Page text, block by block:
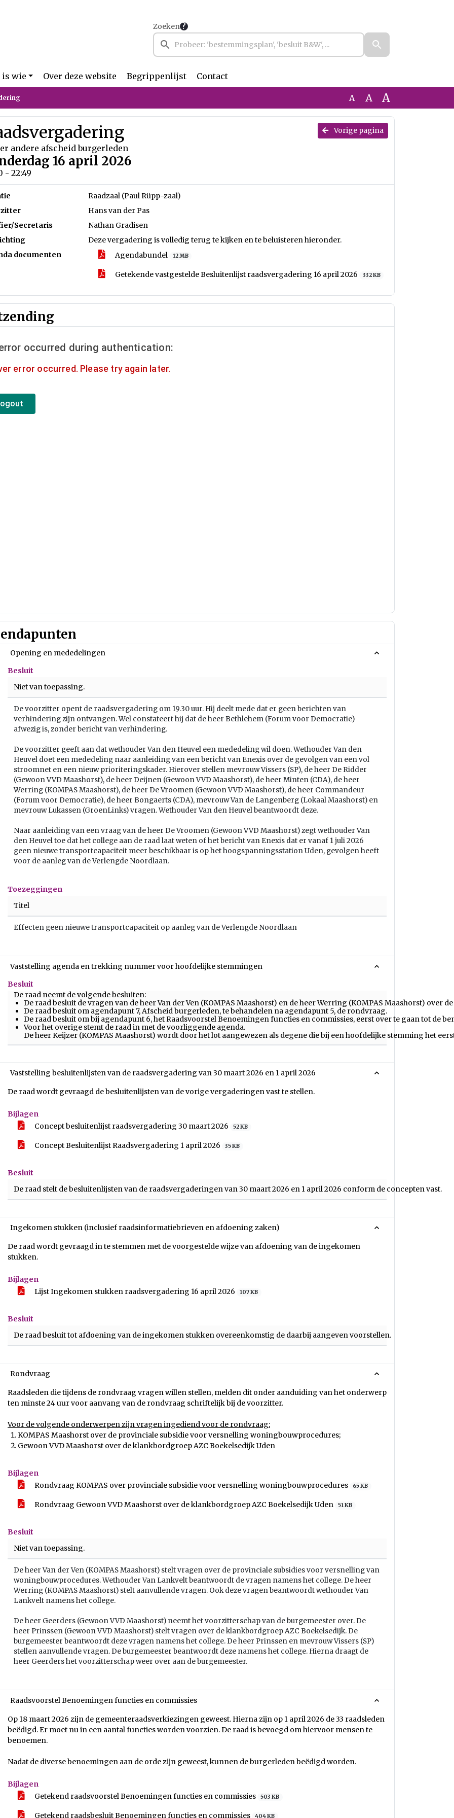
Zoeken
is wie Over deze website Begrippenlijst Contact
A A A
Vorige pagina
andere afscheid burgerleden
16 april 2026
- 22:49
Raadzaal (Paul Rüpp-zaal)
Hans van der Pas
Secretaris
Nathan Gradisen
Deze vergadering is volledig terug te kijken en te beluisteren hieronder.
documenten
Agendabundel 12 MB
Getekende vastgestelde Besluitenlijst raadsvergadering 16 april 2026 332 KB
Opening en mededelingen
Besluit
Niet van toepassing.
De voorzitter opent de raadsvergadering om 19.30 uur. Hij deelt mede dat er geen berichten van
verhindering zijn ontvangen. Wel constateert hij dat de heer Bethlehem (Forum voor Democratie)
afwezig is, zonder bericht van verhindering.
De voorzitter geeft aan dat wethouder Van den Heuvel een mededeling wil doen. Wethouder Van den
Heuvel doet een mededeling naar aanleiding van een bericht van Enexis over de gevolgen van een vol
stroomnet en een nieuw prioriteringskader. Hierover stellen mevrouw Vissers (SP), de heer De Ridder
(Gewoon VVD Maashorst), de heer Deijnen (Gewoon VVD Maashorst), de heer Minten (CDA), de heer
Werring (KOMPAS Maashorst), de heer De Vroomen (Gewoon VVD Maashorst), de heer Commandeur
(Forum voor Democratie), de heer Bongaerts (CDA), mevrouw Van de Langenberg (Lokaal Maashorst) en
mevrouw Lukassen (GroenLinks) vragen. Wethouder Van den Heuvel beantwoordt deze.
Naar aanleiding van een vraag van de heer De Vroomen (Gewoon VVD Maashorst) zegt wethouder Van
den Heuvel toe dat het college aan de raad laat weten of het bericht van Enexis dat er vanaf 1 juli 2026
geen nieuwe transportcapaciteit meer beschikbaar is op het hoogspanningsstation Uden, gevolgen heeft
voor de aanleg van de Verlengde Noordlaan.
Toezeggingen
Titel
Effecten geen nieuwe transportcapaciteit op aanleg van de Verlengde Noordlaan
Vaststelling agenda en trekking nummer voor hoofdelijke stemmingen
Besluit
De raad neemt de volgende besluiten:
De raad besluit de vragen van de heer Van der Ven (KOMPAS Maashorst) en de heer Werring (KOMPAS Maashorst)
De raad besluit om agendapunt 7, Afscheid burgerleden, te behandelen na agendapunt 5, de rondvraag.
De raad besluit om bij agendapunt 6, het Raadsvoorstel Benoemingen functies en commissies, eerst over te gaan tot de
Voor het overige stemt de raad in met de voorliggende agenda.
De heer Keijzer (KOMPAS Maashorst) wordt door het lot aangewezen als degene die bij een hoofdelijke stemming het
Vaststelling besluitenlijsten van de raadsvergadering van 30 maart 2026 en 1 april 2026
De raad wordt gevraagd de besluitenlijsten van de vorige vergaderingen vast te stellen.
Bijlagen
Concept besluitenlijst raadsvergadering 30 maart 2026
52 KB
Concept Besluitenlijst Raadsvergadering 1 april 2026 35 KB
Besluit
De raad stelt de besluitenlijsten van de raadsvergaderingen van 30 maart 2026 en 1 april 2026 conform de concepten vast.
Ingekomen stukken (inclusief raadsinformatiebrieven en afdoening zaken)
De raad wordt gevraagd in te stemmen met de voorgestelde wijze van afdoening van de ingekomen
stukken.
Bijlagen
Lijst Ingekomen stukken raadsvergadering 16 april 2026
107 KB
Besluit
De raad besluit tot afdoening van de ingekomen stukken overeenkomstig de daarbij aangeven voorstellen.
Rondvraag
Raadsleden die tijdens de rondvraag vragen willen stellen, melden dit onder aanduiding van het onderwerp
ten minste 24 uur voor aanvang van de rondvraag schriftelijk bij de voorzitter.
Voor de volgende onderwerpen zijn vragen ingediend voor de rondvraag:
KOMPAS Maashorst over de provinciale subsidie voor versnelling woningbouwprocedures;
Gewoon VVD Maashorst over de klankbordgroep AZC Boekelsedijk Uden
Bijlagen
Rondvraag KOMPAS over provinciale subsidie voor versnelling woningbouwprocedures
65 KB
Rondvraag Gewoon VVD Maashorst over de klankbordgroep AZC Boekelsedijk Uden 51 KB
Besluit
Niet van toepassing.
De heer Van der Ven (KOMPAS Maashorst) stelt vragen over de provinciale subsidies voor versnelling van
woningbouwprocedures. Wethouder Van Lankvelt beantwoordt de vragen namens het college. De heer
Werring (KOMPAS Maashorst) stelt aanvullende vragen. Ook deze vragen beantwoordt wethouder Van
Lankvelt namens het college.
De heer Geerders (Gewoon VVD Maashorst) neemt het voorzitterschap van de burgemeester over. De
heer Prinssen (Gewoon VVD Maashorst) stelt vragen over de klankbordgroep AZC Boekelsedijk. De
burgemeester beantwoordt deze vragen namens het college. De heer Prinssen en mevrouw Vissers (SP)
stellen aanvullende vragen. De burgemeester beantwoordt deze namens het college. Hierna draagt de
heer Geerders het voorzitterschap weer over aan de burgemeester.
Raadsvoorstel Benoemingen functies en commissies
Op 18 maart 2026 zijn de gemeenteraadsverkiezingen geweest. Hierna zijn op 1 april 2026 de 33 raadsleden
beëdigd. Er moet nu in een aantal functies worden voorzien. De raad is bevoegd om hiervoor mensen te
benoemen.
Nadat de diverse benoemingen aan de orde zijn geweest, kunnen de burgerleden beëdigd worden.
Bijlagen
Getekend raadsvoorstel Benoemingen functies en commissies
503 KB
Getekend raadsbesluit Benoemingen functies en commissies 404 KB